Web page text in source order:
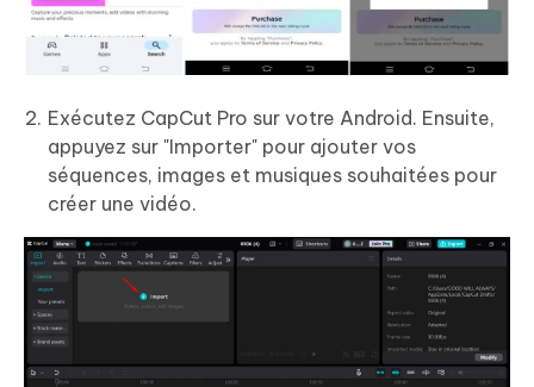
Exécutez CapCut Pro sur votre Android. Ensuite,
appuyez sur "Importer" pour ajouter vos
séquences, images et musiques souhaitées pour
créer une vidéo.